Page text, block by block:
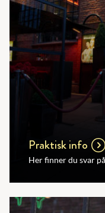
Praktisk info
Her finner du svar